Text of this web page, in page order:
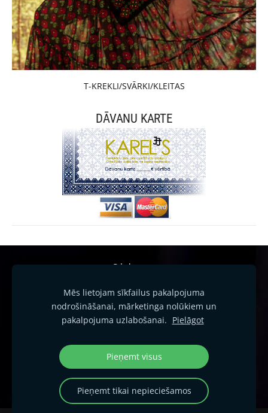
DĀVANU KARTE
T-KREKLI/SVĀRKI/KLEITAS
Sīkdatnes
KAREL"S 2016. Ornamentus un fototgrāfijas aizsargā
autortiesības. Preču zīme Nr.M 72 816. Latvija, Mārupe, Lielā
iela 39-46
Mēs lietojam sīkfailus pakalpojuma
nodrošināšanai, mārketinga nolūkiem un
pakalpojuma uzlabošanai. Pielāgot
Pieņemt visus
Pieņemt tikai nepieciešamos